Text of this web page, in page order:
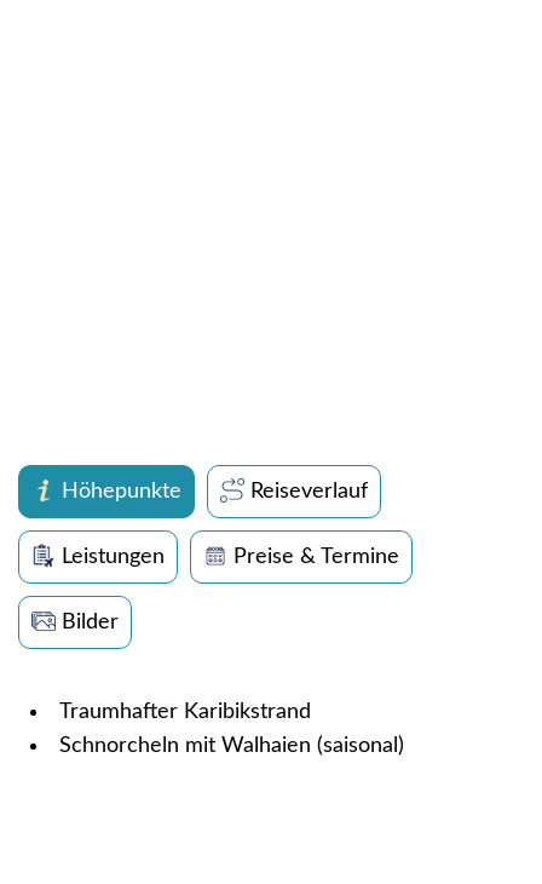
Höhepunkte Reiseverlauf
Leistungen Preise & Termine
Bilder
Traumhafter Karibikstrand
Schnorcheln mit Walhaien (saisonal)